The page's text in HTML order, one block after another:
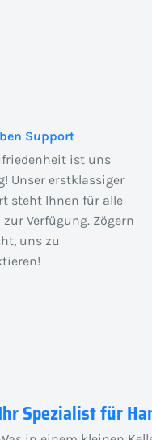
Support
ist uns
Unser erstklassiger
steht Ihnen für alle
zur Verfügung. Zögern
uns zu
Spezialist für